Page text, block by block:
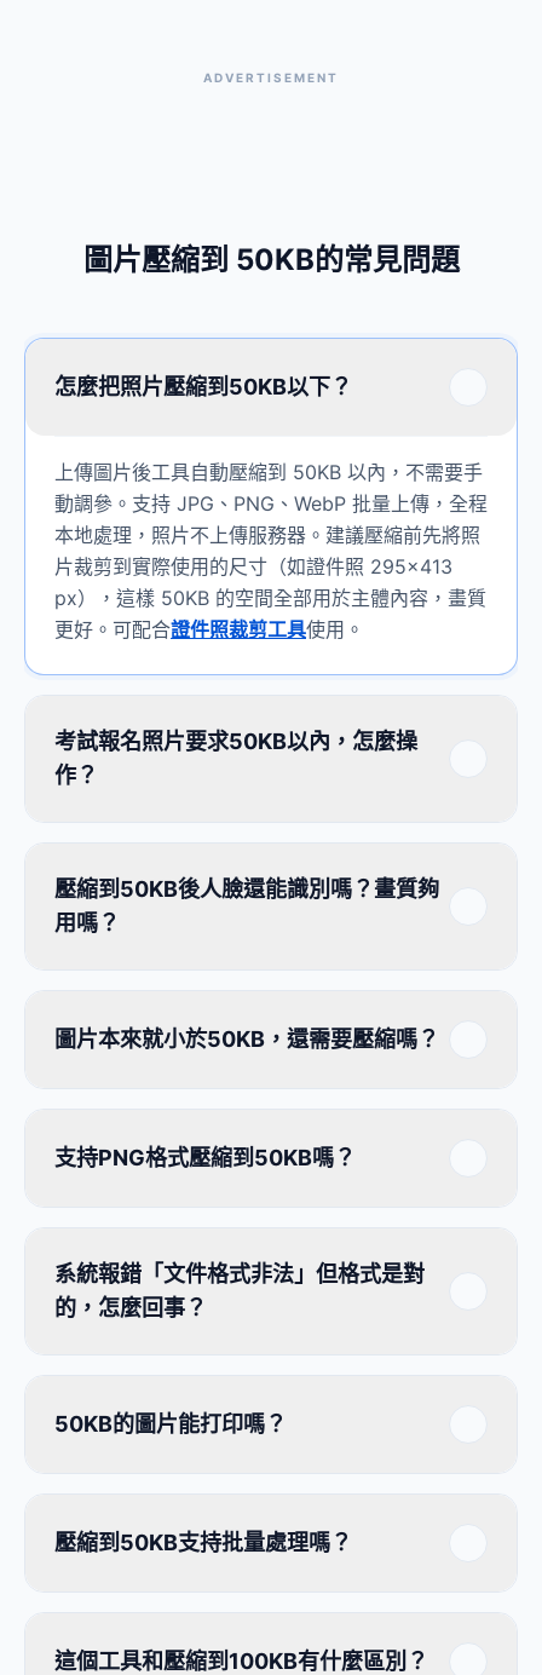
ADVERTISEMENT
圖片壓縮到 50KB的常見問題
怎麼把照片壓縮到50KB以下？
上傳圖片後工具自動壓縮到 50KB 以內，不需要手
動調參。支持 JPG、PNG、WebP 批量上傳，全程
本地處理，照片不上傳服務器。建議壓縮前先將照
片裁剪到實際使用的尺寸（如證件照 295×413
px），這樣 50KB 的空間全部用於主體內容，畫質
更好。可配合證件照裁剪工具使用。
考試報名照片要求50KB以內，怎麼操
作？
壓縮到50KB後人臉還能識別嗎？畫質夠
用嗎？
圖片本來就小於50KB，還需要壓縮嗎？
支持PNG格式壓縮到50KB嗎？
系統報錯「文件格式非法」但格式是對
的，怎麼回事？
50KB的圖片能打印嗎？
壓縮到50KB支持批量處理嗎？
這個工具和壓縮到100KB有什麼區別？